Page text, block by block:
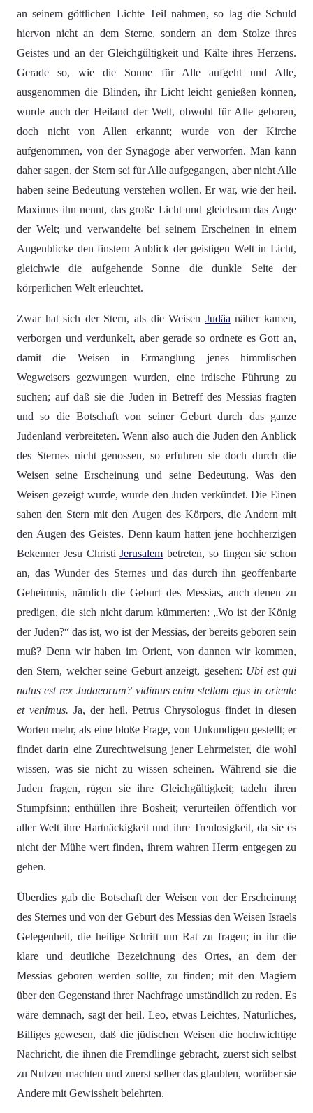
an seinem göttlichen Lichte Teil nahmen, so lag die Schuld
hiervon nicht an dem Sterne, sondern an dem Stolze ihres
Geistes und an der Gleichgültigkeit und Kälte ihres Herzens.
Gerade so, wie die Sonne für Alle aufgeht und Alle,
ausgenommen die Blinden, ihr Licht leicht genießen können,
wurde auch der Heiland der Welt, obwohl für Alle geboren,
doch nicht von Allen erkannt; wurde von der Kirche
aufgenommen, von der Synagoge aber verworfen. Man kann
daher sagen, der Stern sei für Alle aufgegangen, aber nicht Alle
haben seine Bedeutung verstehen wollen. Er war, wie der heil.
Maximus ihn nennt, das große Licht und gleichsam das Auge
der Welt; und verwandelte bei seinem Erscheinen in einem
Augenblicke den finstern Anblick der geistigen Welt in Licht,
gleichwie die aufgehende Sonne die dunkle Seite der
körperlichen Welt erleuchtet.
Zwar hat sich der Stern, als die Weisen Judäa näher kamen,
verborgen und verdunkelt, aber gerade so ordnete es Gott an,
damit die Weisen in Ermanglung jenes himmlischen
Wegweisers gezwungen wurden, eine irdische Führung zu
suchen; auf daß sie die Juden in Betreff des Messias fragten
und so die Botschaft von seiner Geburt durch das ganze
Judenland verbreiteten. Wenn also auch die Juden den Anblick
des Sternes nicht genossen, so erfuhren sie doch durch die
Weisen seine Erscheinung und seine Bedeutung. Was den
Weisen gezeigt wurde, wurde den Juden verkündet. Die Einen
sahen den Stern mit den Augen des Körpers, die Andern mit
den Augen des Geistes. Denn kaum hatten jene hochherzigen
Bekenner Jesu ChristiJerusalem betreten, so fingen sie schon
an, das Wunder des Sternes und das durch ihn geoffenbarte
Geheimnis, nämlich die Geburt des Messias, auch denen zu
predigen, die sich nicht darum kümmerten: „Wo ist der König
der Juden?“ das ist, wo ist der Messias, der bereits geboren sein
muß? Denn wir haben im Orient, von dannen wir kommen,
den Stern, welcher seine Geburt anzeigt, gesehen: Ubi est qui
natus est rex Judaeorum? vidimus enim stellam ejus in oriente
et venimus. Ja, der heil. Petrus Chrysologus findet in diesen
Worten mehr, als eine bloße Frage, von Unkundigen gestellt; er
findet darin eine Zurechtweisung jener Lehrmeister, die wohl
wissen, was sie nicht zu wissen scheinen. Während sie die
Juden fragen, rügen sie ihre Gleichgültigkeit; tadeln ihren
Stumpfsinn; enthüllen ihre Bosheit; verurteilen öffentlich vor
aller Welt ihre Hartnäckigkeit und ihre Treulosigkeit, da sie es
nicht der Mühe wert finden, ihrem wahren Herrn entgegen zu
gehen.
Überdies gab die Botschaft der Weisen von der Erscheinung
des Sternes und von der Geburt des Messias den Weisen Israels
Gelegenheit, die heilige Schrift um Rat zu fragen; in ihr die
klare und deutliche Bezeichnung des Ortes, an dem der
Messias geboren werden sollte, zu finden; mit den Magiern
über den Gegenstand ihrer Nachfrage umständlich zu reden. Es
wäre demnach, sagt der heil. Leo, etwas Leichtes, Natürliches,
Billiges gewesen, daß die jüdischen Weisen die hochwichtige
Nachricht, die ihnen die Fremdlinge gebracht, zuerst sich selbst
zu Nutzen machten und zuerst selber das glaubten, worüber sie
Andere mit Gewissheit belehrten.